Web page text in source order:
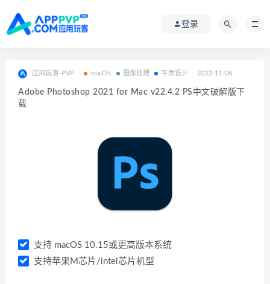
登录
应用玩客-PVP macOS 图像处理 平面设计 2022-11-06
Adobe Photoshop 2021 for Mac v22.4.2 PS中文破解版下
载
支持 macOS 10.15或更高版本系统
支持苹果M芯片/intel芯片机型